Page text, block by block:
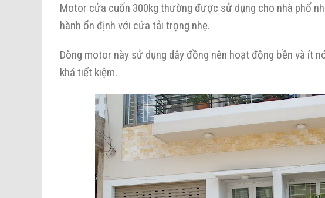
Motor cửa cuốn 300kg thường được sử dụng cho nhà phố
hành ổn định với cửa tải trọng nhẹ.
Dòng motor này sử dụng dây đồng nên hoạt động bền và ít
khá tiết kiệm.